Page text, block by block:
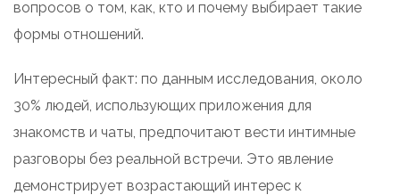
вопросов о том, как, кто и почему выбирает такие
формы отношений.
Интересный факт: по данным исследования, около
30% людей, использующих приложения для
знакомств и чаты, предпочитают вести интимные
разговоры без реальной встречи. Это явление
демонстрирует возрастающий интерес к